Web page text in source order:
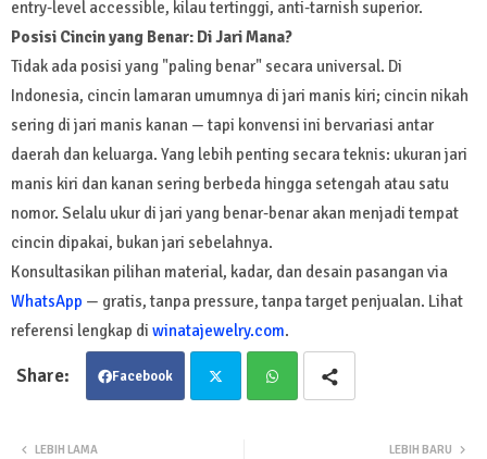
entry-level accessible, kilau tertinggi, anti-tarnish superior.
Posisi Cincin yang Benar: Di Jari Mana?
Tidak ada posisi yang "paling benar" secara universal. Di
Indonesia, cincin lamaran umumnya di jari manis kiri; cincin nikah
sering di jari manis kanan — tapi konvensi ini bervariasi antar
daerah dan keluarga. Yang lebih penting secara teknis: ukuran jari
manis kiri dan kanan sering berbeda hingga setengah atau satu
nomor. Selalu ukur di jari yang benar-benar akan menjadi tempat
cincin dipakai, bukan jari sebelahnya.
Konsultasikan pilihan material, kadar, dan desain pasangan via
WhatsApp — gratis, tanpa pressure, tanpa target penjualan. Lihat
referensi lengkap di winatajewelry.com.
Facebook
LEBIH BARU
LEBIH LAMA